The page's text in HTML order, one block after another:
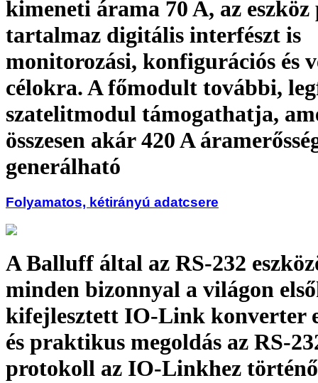
kimeneti árama 70 A, az eszköz
tartalmaz digitális interfészt is
monitorozási, konfigurációs és
célokra. A főmodult további,
szatelitmodul támogathatja,
összesen akár 420 A
generálható
Folyamatos, kétirányú adatcsere
A Balluff által az RS-232
minden bizonnyal a világon
kifejlesztett IO-Link konverter
és praktikus megoldás az RS-
protokoll az IO-Linkhez történő